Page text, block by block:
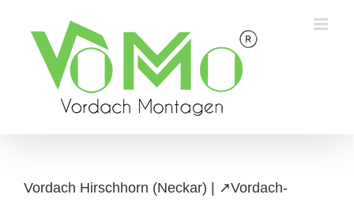
content
Vordach Hirschhorn (Neckar) | ↗️Vordach-